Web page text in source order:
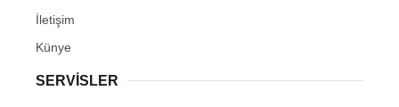
İletişim
Künye
SERVISLER